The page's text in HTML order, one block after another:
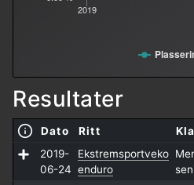
2019
Resultater
Dato Ritt
2019-
06-24
Ekstremsportveko
enduro